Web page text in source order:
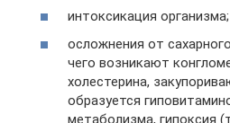
интоксикация организма;
осложнения от
чего возникают
холестерина,
образуется
метаболизма, гипоксия